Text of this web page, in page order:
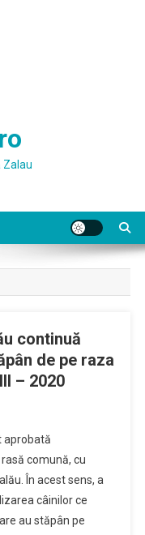
Zalau
continuă
de pe raza
– 2020
aprobată
comună, cu
În acest sens, a
câinilor ce
au stăpân pe